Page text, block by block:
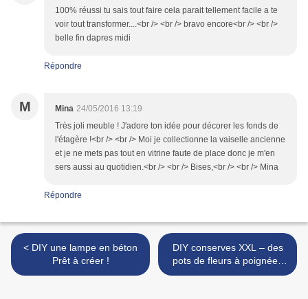
100% réussi tu sais tout faire cela parait tellement facile a te
voir tout transformer....<br /> <br /> bravo encore<br /> <br />
belle fin dapres midi
Répondre
M Mina 24/05/2016 13:19
Très joli meuble ! J'adore ton idée pour décorer les fonds de
l'étagère !<br /> <br /> Moi je collectionne la vaiselle ancienne
et je ne mets pas tout en vitrine faute de place donc je m'en
sers aussi au quotidien.<br /> <br /> Bises,<br /> <br /> Mina
Répondre
< DIY une lampe en béton
Prêt à créer !
DIY conserves XXL – des
pots de fleurs à poignées
ou pas ! >